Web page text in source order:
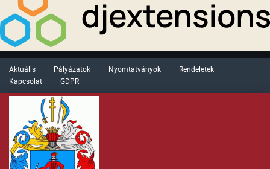
Aktuális Pályázatok Nyomtatványok
Rendeletek
Kapcsolat
GDPR